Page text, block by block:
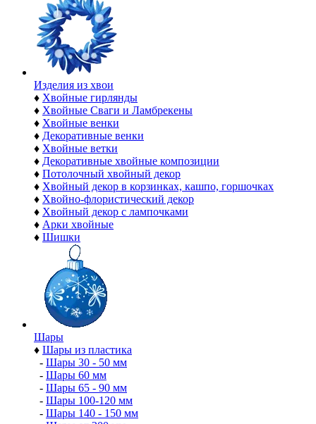
Изделия из хвои
♦ Хвойные гирлянды
♦ Хвойные Сваги и Ламбрекены
♦ Хвойные венки
♦ Декоративные венки
♦ Хвойные ветки
♦ Декоративные хвойные композиции
♦ Потолочный хвойный декор
♦ Хвойный декор в корзинках, кашпо, горшочках
♦ Хвойно-флористический декор
♦ Хвойный декор с лампочками
♦ Арки хвойные
♦ Шишки
Шары
♦ Шары из пластика
- Шары 30 - 50 мм
- Шары 60 мм
- Шары 65 - 90 мм
- Шары 100-120 мм
- Шары 140 - 150 мм